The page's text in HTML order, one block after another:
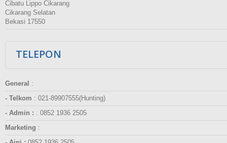
Cibatu Lippo Cikarang
Cikarang Selatan
Bekasi 17550
TELEPON
General :
- Telkom : 021-89907555(Hunting)
- Admin : : 0852 1936 2505
Marketing :